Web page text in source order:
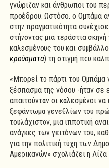
γνώριζαν και άνθρωποι του
προέδρου. Ωστόσο, ο Ομπάμα
στην πραγματικότητα
στήνοντας μια τεράστια
καλεσμένους του και
κρούσματα) τη στιγμή που
«Μπορεί το πάρτι του
ξέσπασμα της νόσου -ήταν σε
απαιτούνταν οι καλεσμένοι
ξεφάντωμα γενεθλίων του
τουλάχιστον, μια ιπποτική
ανάγκες των γειτόνων του,
για την πολιτική τύχη των
Αμερικανών» σχολιάζει η